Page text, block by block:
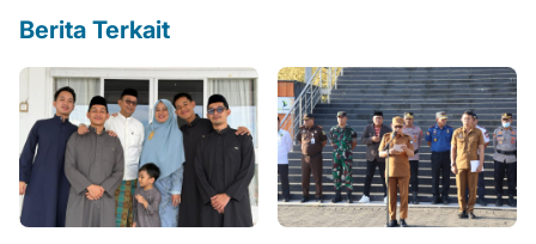
Berita Terkait